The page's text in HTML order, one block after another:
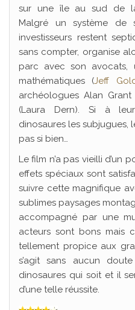
sur une île au sud de
Malgré un système de
investisseurs restent
sans compter, organise
parc avec son avocats,
mathématiques (Jeff
archéologues Alan Grant
(Laura Dern). Si à
dinosaures les subjugues,
pas si bien…
Le film n’a pas vieilli d’un
effets spéciaux sont
suivre cette magnifique
sublimes paysages
accompagné par une
acteurs sont bons mais
tellement propice aux
s’agit sans aucun
dinosaures qui soit et il
d’une telle réussite.